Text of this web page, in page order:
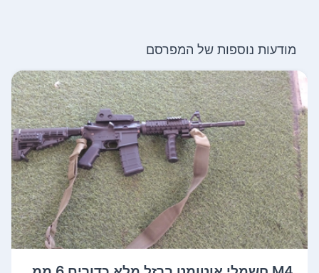
מודעות נוספות של המפרסם